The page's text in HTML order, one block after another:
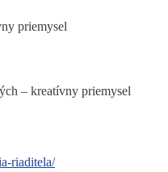
priemysel
– kreatívny priemysel
riaditela/